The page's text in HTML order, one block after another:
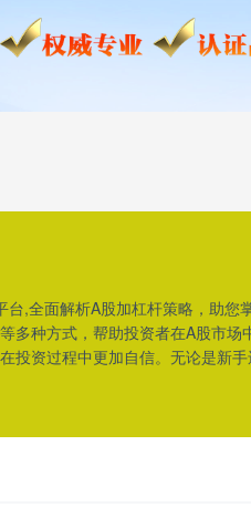
,全面解析A股加杠杆策略，助您
多种方式，帮助投资者在A股市场
投资过程中更加自信。无论是新